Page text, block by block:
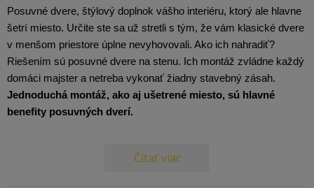
Posuvné dvere, štýlový doplnok vášho interiéru, ktorý ale hlavne
šetrí miesto. Určite ste sa už stretli s tým, že vám klasické dvere
v menšom priestore úplne nevyhovovali. Ako ich nahradiť?
Riešením sú posuvné dvere na stenu. Ich montáž zvládne každý
Jednoduchá montáž, ako aj ušetrené miesto, sú hlavné
benefity posuvných dverí.
Čítať viac